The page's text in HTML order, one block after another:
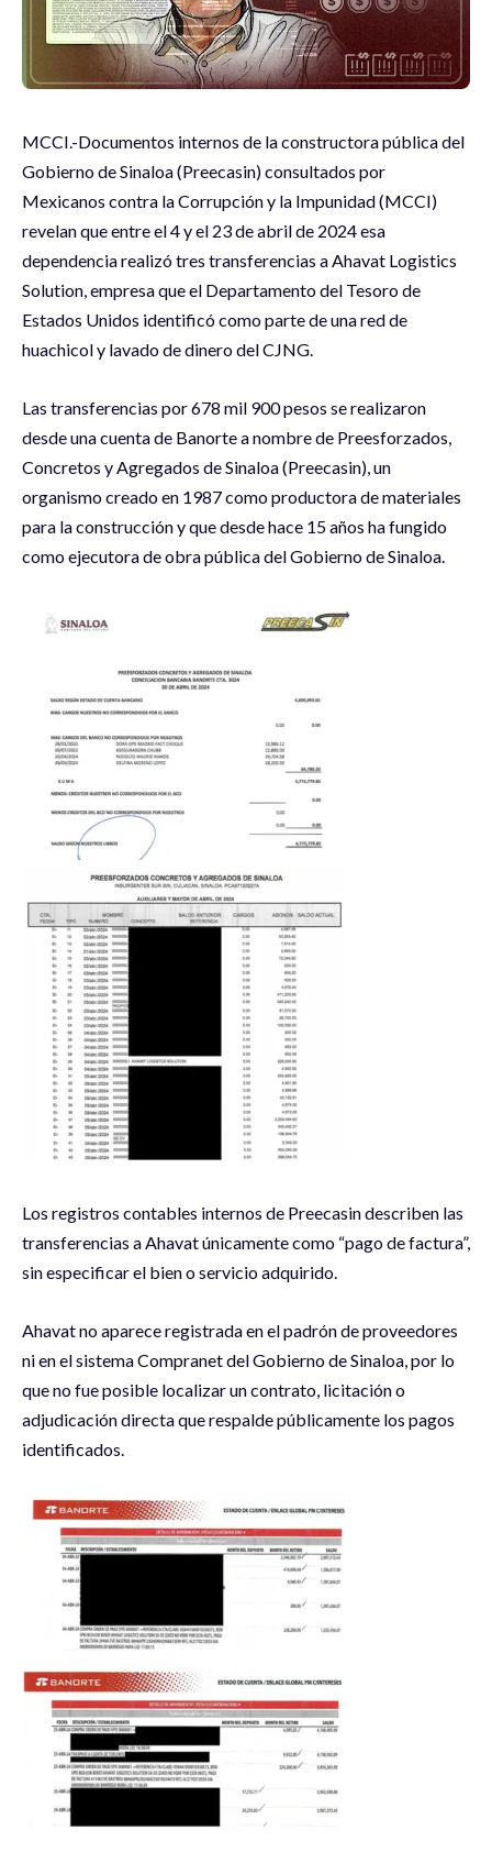
MCCI.-Documentos internos de la constructora pública del
Gobierno de Sinaloa (Preecasin) consultados por
Mexicanos contra la Corrupción y la Impunidad (MCCI)
revelan que entre el 4 y el 23 de abril de 2024 esa
dependencia realizó tres transferencias a Ahavat Logistics
Solution, empresa que el Departamento del Tesoro de
Estados Unidos identificó como parte de una red de
huachicol y lavado de dinero del CJNG.
Las transferencias por 678 mil 900 pesos se realizaron
desde una cuenta de Banorte a nombre de Preesforzados,
Concretos y Agregados de Sinaloa (Preecasin), un
organismo creado en 1987 como productora de materiales
para la construcción y que desde hace 15 años ha fungido
como ejecutora de obra pública del Gobierno de Sinaloa.
Los registros contables internos de Preecasin describen las
transferencias a Ahavat únicamente como “pago de factura”,
sin especificar el bien o servicio adquirido.
Ahavat no aparece registrada en el padrón de proveedores
ni en el sistema Compranet del Gobierno de Sinaloa, por lo
que no fue posible localizar un contrato, licitación o
adjudicación directa que respalde públicamente los pagos
identificados.